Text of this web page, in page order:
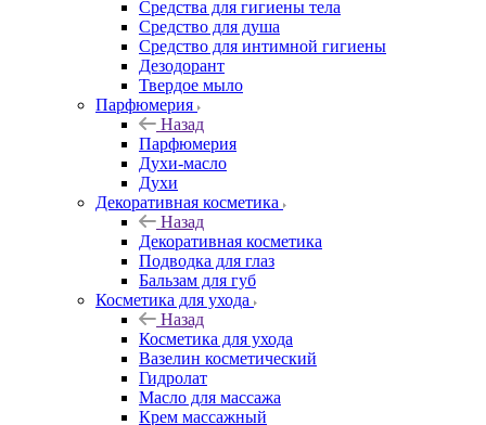
Средства для гигиены тела
Средство для душа
Средство для интимной гигиены
Дезодорант
Твердое мыло
Парфюмерия
Назад
Парфюмерия
Духи-масло
Духи
Декоративная косметика
Назад
Декоративная косметика
Подводка для глаз
Бальзам для губ
Косметика для ухода
Назад
Косметика для ухода
Вазелин косметический
Гидролат
Масло для массажа
Крем массажный